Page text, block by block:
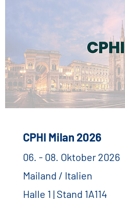
CPHI Milan 2026
06. - 08. Oktober 2026
Mailand / Italien
Halle 1 | Stand 1A114